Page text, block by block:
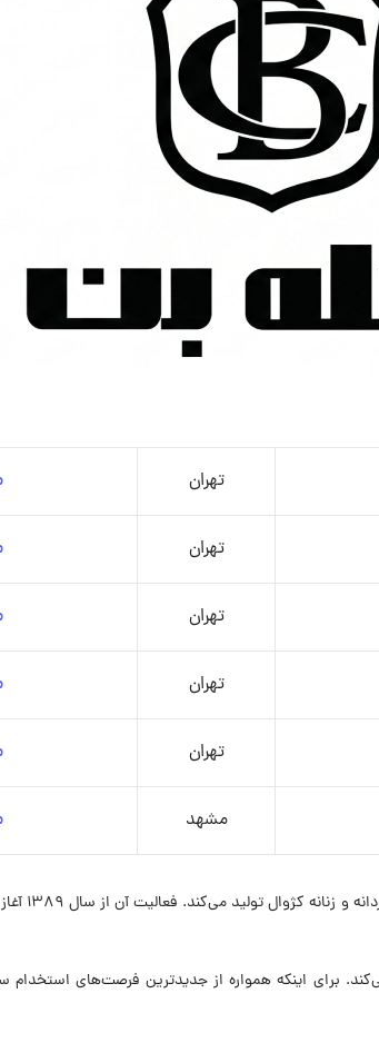
تهران
تهران
تهران
تهران
تهران
مشهد
برند
استخدام می‌کند. برای اینکه همواره از جدیدترین